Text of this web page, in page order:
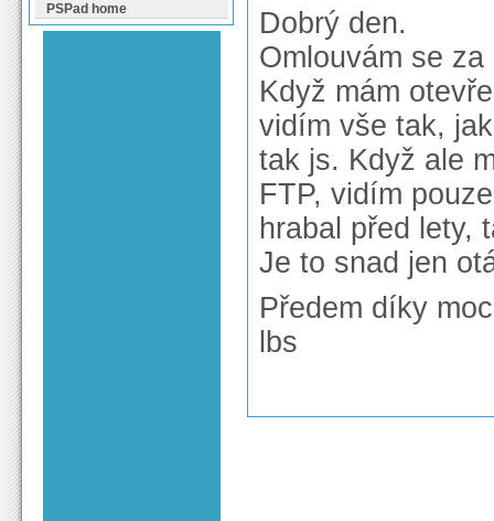
Dobrý den.
Omlouvám se
Když mám
vidím vše tak,
tak js. Když ale
FTP, vidím
hrabal před lety,
Je to snad jen
Předem díky
lbs
PSPad home